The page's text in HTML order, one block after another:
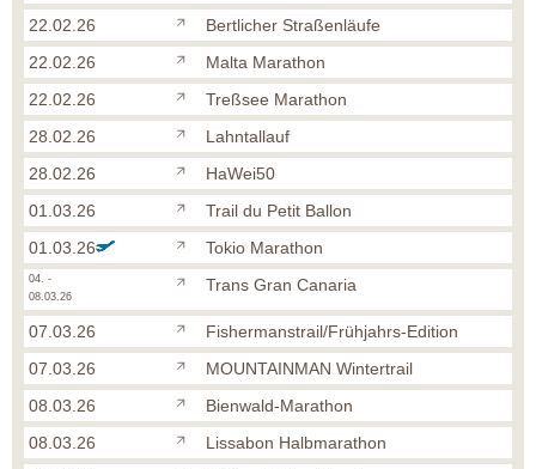
22.02.26
Bertlicher Straßenläufe
22.02.26
Malta Marathon
22.02.26
Treßsee Marathon
28.02.26
Lahntallauf
28.02.26
HaWei50
01.03.26
Trail du Petit Ballon
01.03.26
Tokio Marathon
04. -
08.03.26
Trans Gran Canaria
07.03.26
Fishermanstrail/Frühjahrs-Edition
07.03.26
MOUNTAINMAN Wintertrail
08.03.26
Bienwald-Marathon
08.03.26
Lissabon Halbmarathon